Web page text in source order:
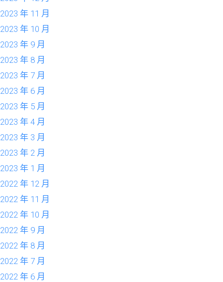
2023 年 11 月
2023 年 10 月
2023 年 9 月
2023 年 8 月
2023 年 7 月
2023 年 6 月
2023 年 5 月
2023 年 4 月
2023 年 3 月
2023 年 2 月
2023 年 1 月
2022 年 12 月
2022 年 11 月
2022 年 10 月
2022 年 9 月
2022 年 8 月
2022 年 7 月
2022 年 6 月